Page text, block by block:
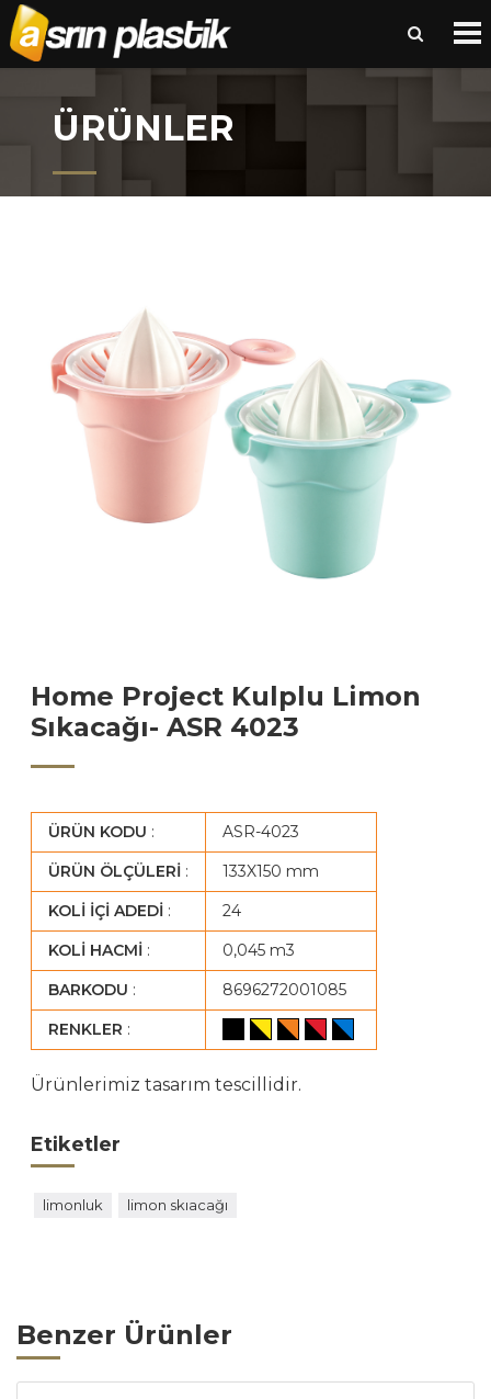
ÜRÜNLER
Home Project Kulplu Limon
Sıkacağı- ASR 4023
ÜRÜN KODU :
ASR-4023
ÜRÜN ÖLÇÜLERİ :
133X150 mm
KOLİ İÇİ ADEDİ :
24
KOLİ HACMİ :
0,045 m3
BARKODU :
8696272001085
RENKLER :
Ürünlerimiz tasarım tescillidir.
Etiketler
limonluk limon skıacağı
Benzer Ürünler